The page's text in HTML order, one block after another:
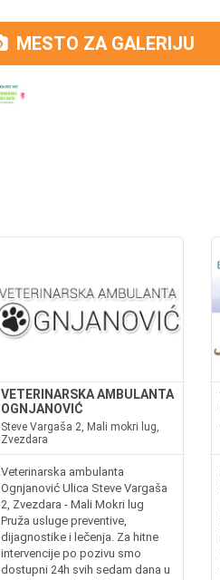
MESTO ZA GALERIJU
VETERINARSKA AMBULANTA
OGNJANOVIĆ
Steve Vargaša 2, Mali mokri lug,
Zvezdara
Veterinarska ambulanta
Ognjanović Ulica Steve Vargaša
2, Zvezdara - Mali Mokri lug
Pruža usluge preventive,
dijagnostike i lečenja. Za hitne
intervencije po pozivu smo
dostupni 24h svih sedam dana u